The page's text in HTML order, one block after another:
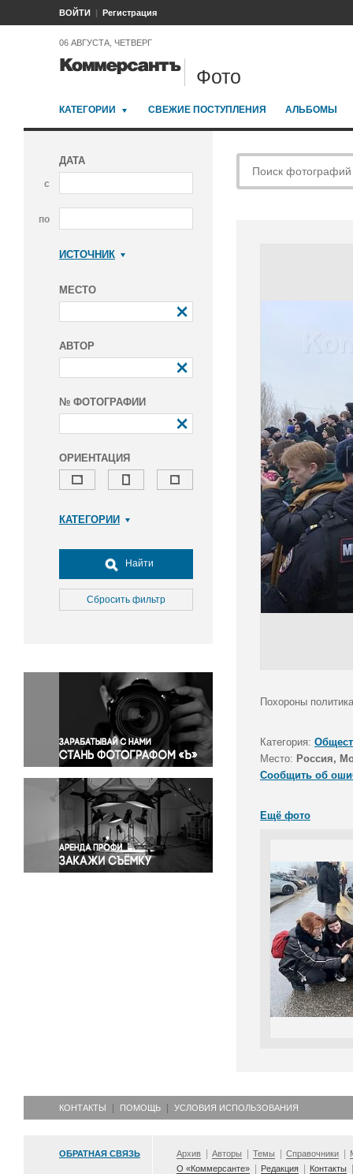
ВОЙТИ Регистрация
06 АВГУСТА, ЧЕТВЕРГ
Фото
КАТЕГОРИИ СВЕЖИЕ ПОСТУПЛЕНИЯ АЛЬБОМЫ
ДАТА
с
по
ИСТОЧНИК
МЕСТО
АВТОР
№ ФОТОГРАФИИ
ОРИЕНТАЦИЯ
КАТЕГОРИИ
Досуг, туризм и отдых
Культура
Медицина
Окружающая среда
Политика
Правосудие
Происшествия и конфликты
Религия
Светская жизнь
Спорт
Экология
Экономика и бизнес
Найти
Сбросить фильтр
Похороны
Категория:
Место: Россия,
Сообщить об
Ещё фото
КОНТАКТЫ ПОМОЩЬ УСЛОВИЯ ИСПОЛЬЗОВАНИЯ
ОБРАТНАЯ СВЯЗЬ Архив Авторы Темы Справочники
О «Коммерсанте»
Редакция Контакты